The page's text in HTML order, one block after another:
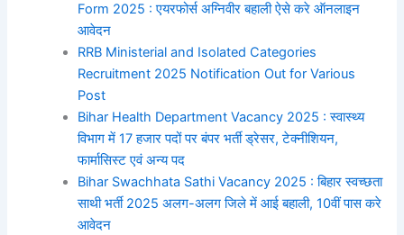
Form 2025 : एयरफोर्स अग्निवीर बहाली ऐसे करे ऑनलाइन
आवेदन
RRB Ministerial and Isolated Categories
Recruitment 2025 Notification Out for Various
Post
Bihar Health Department Vacancy 2025 : स्वास्थ्य
विभाग में 17 हजार पदों पर बंपर भर्ती ड्रेसर, टेक्नीशियन,
फार्मासिस्ट एवं अन्य पद
Bihar Swachhata Sathi Vacancy 2025 : बिहार स्वच्छता
साथी भर्ती 2025 अलग-अलग जिले में आई बहाली, 10वीं पास करे
आवेदन